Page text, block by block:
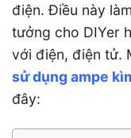
điện. Điều này
tưởng cho DIYer
với điện, điện tử.
sử dụng ampe
đây: